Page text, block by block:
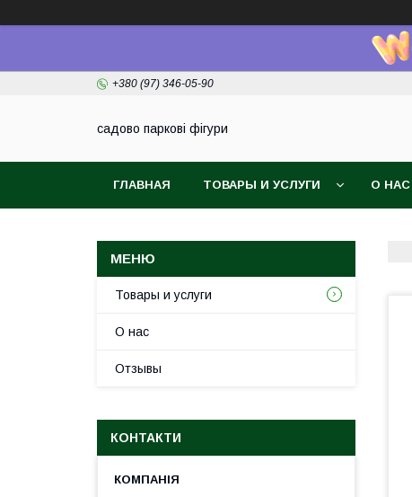
+380 (97) 346-05-90
садово паркові фігури
ГЛАВНАЯ ТОВАРЫ И УСЛУГИ О НАС
Товары и услуги
О нас
Отзывы
КОНТАКТИ